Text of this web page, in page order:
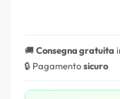
🚚Consegna gratuita
🔒 Pagamentosicuro